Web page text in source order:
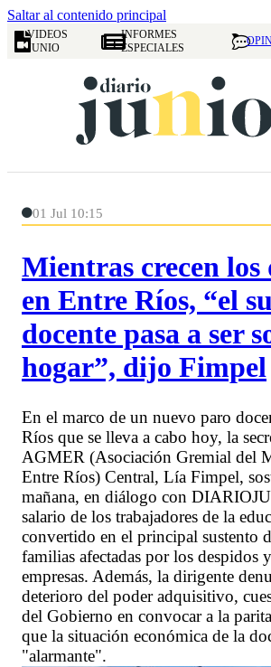
Saltar al contenido principal
VIDEOS
JUNIO
INFORMES
ESPECIALES
01 Jul 10:15
Mientras crecen los
en Entre Ríos, “el
docente pasa a ser
hogar”, dijo Fimpel
En el marco de un nuevo paro
Ríos que se lleva a cabo hoy, la
AGMER (Asociación Gremial del
Entre Ríos) Central, Lía Fimpel,
mañana, en diálogo con
salario de los trabajadores de la
convertido en el principal sustento
familias afectadas por los despidos
empresas. Además, la dirigente
deterioro del poder adquisitivo,
del Gobierno en convocar a la
que la situación económica de la
"alarmante".